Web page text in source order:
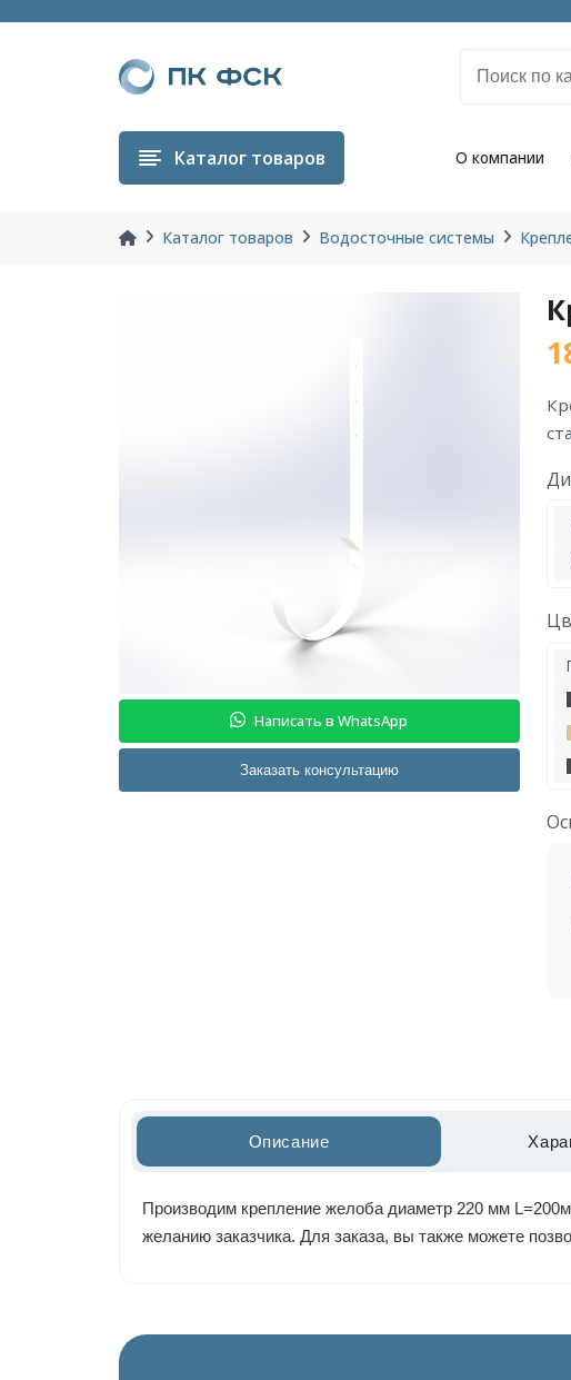
Каталог товаров О компании
Каталог товаров Водосточные системы
Написать в WhatsApp
Заказать консультацию
крепление желоба диаметр 220 мм L=200мм RAL 9003 из горячекатаной
Описание
Производим крепление желоба диаметр 220 мм
желанию заказчика. Для заказа, вы также можете